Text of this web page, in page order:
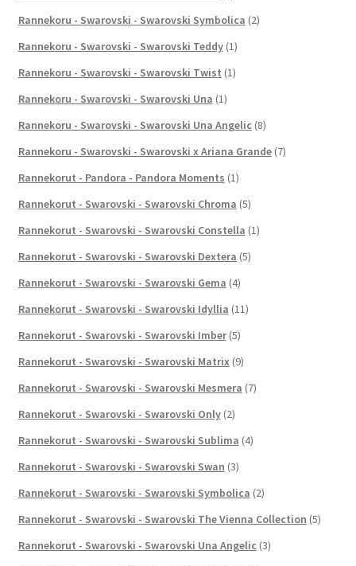
Rannekoru - Swarovski - Swarovski Symbolica (2)
Rannekoru - Swarovski - Swarovski Teddy (1)
Rannekoru - Swarovski - Swarovski Twist (1)
Rannekoru - Swarovski - Swarovski Una (1)
Rannekoru - Swarovski - Swarovski Una Angelic (8)
Rannekoru - Swarovski - Swarovski x Ariana Grande (7)
Rannekorut - Pandora - Pandora Moments (1)
Rannekorut - Swarovski - Swarovski Chroma (5)
Rannekorut - Swarovski - Swarovski Constella (1)
Rannekorut - Swarovski - Swarovski Dextera (5)
Rannekorut - Swarovski - Swarovski Gema (4)
Rannekorut - Swarovski - Swarovski Idyllia (11)
Rannekorut - Swarovski - Swarovski Imber (5)
Rannekorut - Swarovski - Swarovski Matrix (9)
Rannekorut - Swarovski - Swarovski Mesmera (7)
Rannekorut - Swarovski - Swarovski Only (2)
Rannekorut - Swarovski - Swarovski Sublima (4)
Rannekorut - Swarovski - Swarovski Swan (3)
Rannekorut - Swarovski - Swarovski Symbolica (2)
Rannekorut - Swarovski - Swarovski The Vienna Collection (5)
Rannekorut - Swarovski - Swarovski Una Angelic (3)